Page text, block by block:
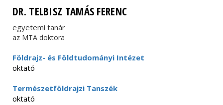
DR. TELBISZ TAMÁS FERENC
egyetemi tanár
az MTA doktora
Földrajz- és Földtudományi Intézet
oktató
Természetföldrajzi Tanszék
oktató